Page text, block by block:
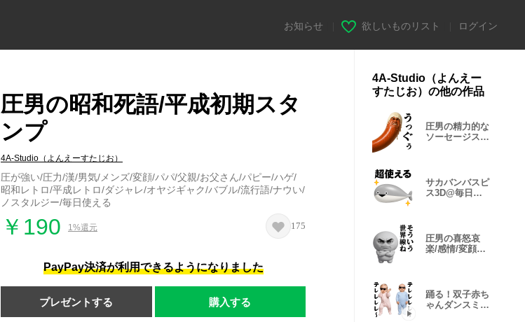
お知らせ 欲しいものリスト ログイン
圧男の昭和死語/平成初期スタ
ンプ
4A-Studio（よんえーすたじお）
圧が強い/圧力/漢/男気/メンズ/変顔/パパ/父親/お父さん/パピー/ハゲ/
昭和レトロ/平成レトロ/ダジャレ/オヤジギャク/バブル/流行語/ナウい/
ノスタルジー/毎日使える
￥190 1%還元 175
PayPay決済が利用できるようになりました
プレゼントする 購入する
4A-Studio（よんえー
すたじお）の他の作品
圧男の精力的な
ソーセージスタ
サカバンバスピ
ス3D@毎日使
圧男の喜怒哀
楽/感情/変顔ス
踊る！双子赤ち
ゃんダンスミー